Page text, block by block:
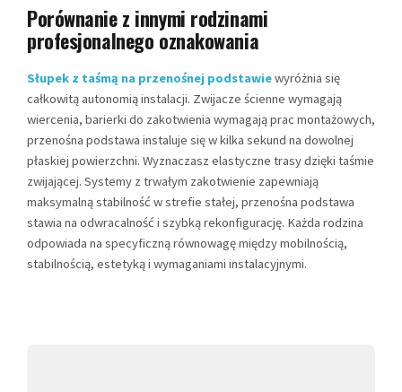
Porównanie z innymi rodzinami
profesjonalnego oznakowania
Słupek z taśmą na przenośnej podstawiewyróżnia się
całkowitą autonomią instalacji. Zwijacze ścienne wymagają
wiercenia, barierki do zakotwienia wymagają prac montażowych,
przenośna podstawa instaluje się w kilka sekund na dowolnej
płaskiej powierzchni. Wyznaczasz elastyczne trasy dzięki taśmie
zwijającej. Systemy z trwałym zakotwienie zapewniają
maksymalną stabilność w strefie stałej, przenośna podstawa
stawia na odwracalność i szybką rekonfigurację. Każda rodzina
odpowiada na specyficzną równowagę między mobilnością,
stabilnością, estetyką i wymaganiami instalacyjnymi.